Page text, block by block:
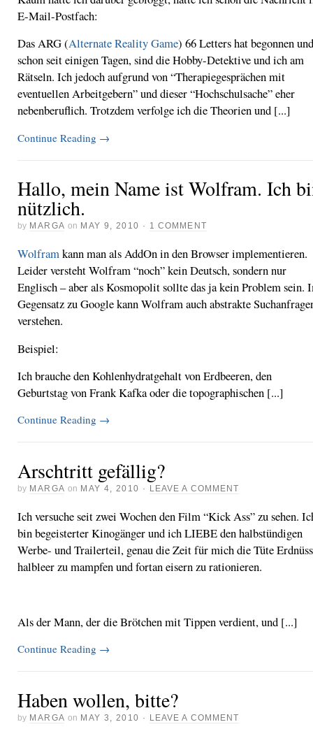
E-Mail-Postfach:
Das ARG (Alternate Reality Game) 66 Letters hat begonnen und
schon seit einigen Tagen, sind die Hobby-Detektive und ich am
Rätseln. Ich jedoch aufgrund von “Therapiegesprächen mit
eventuellen Arbeitgebern” und dieser “Hochschulsache” eher
nebenberuflich. Trotzdem verfolge ich die Theorien und [...]
Continue Reading →
Hallo, mein Name ist Wolfram. Ich
nützlich.
by MARGA on MAY 9, 2010 · 1 COMMENT
Wolframkann man als AddOn in den Browser implementieren.
Leider versteht Wolfram “noch” kein Deutsch, sondern nur
Englisch – aber als Kosmopolit sollte das ja kein Problem sein.
Gegensatz zu Google kann Wolfram auch abstrakte
verstehen.
Beispiel:
Ich brauche den Kohlenhydratgehalt von Erdbeeren, den
Geburtstag von Frank Kafka oder die topographischen [...]
Continue Reading →
Arschtritt gefällig?
by MARGA on MAY 4, 2010 · LEAVE A COMMENT
Ich versuche seit zwei Wochen den Film “Kick Ass” zu sehen.
bin begeisterter Kinogänger und ich LIEBE den halbstündigen
Werbe- und Trailerteil, genau die Zeit für mich die Tüte
halbleer zu mampfen und fortan eisern zu rationieren.
Als der Mann, der die Brötchen mit Tippen verdient, und [...]
Continue Reading →
Haben wollen, bitte?
by MARGA on MAY 3, 2010 · LEAVE A COMMENT